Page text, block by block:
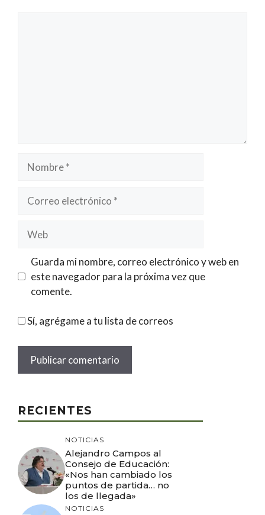
electrónico
Guarda mi nombre, correo electrónico y web en
este navegador para la próxima vez que
comente.
Sí, agrégame a tu lista de correos
RECIENTES
NOTICIAS
Alejandro Campos al
Consejo de Educación:
«Nos han cambiado los
puntos de partida… no
los de llegada»
NOTICIAS